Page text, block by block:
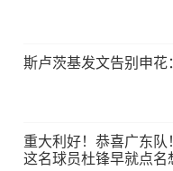
斯卢茨基发文告别申
重大利好！恭喜广东队
这名球员杜锋早就点名